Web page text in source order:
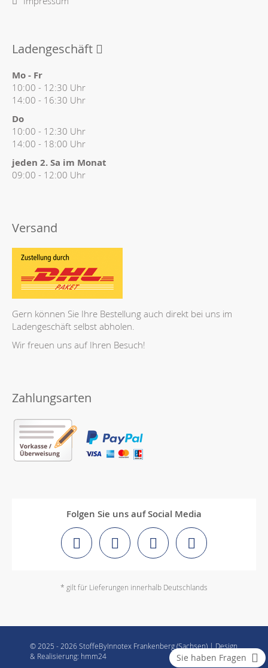
Ladengeschäft
Mo - Fr
10:00 - 12:30 Uhr
14:00 - 16:30 Uhr
Do
10:00 - 12:30 Uhr
14:00 - 18:00 Uhr
jeden 2. Sa im Monat
09:00 - 12:00 Uhr
Versand
Gern können Sie Ihre Bestellung auch direkt bei uns im
Ladengeschäft selbst abholen.
Wir freuen uns auf Ihren Besuch!
Zahlungsarten
Folgen Sie uns auf Social Media
* gilt für Lieferungen innerhalb Deutschlands
Sie haben Fragen
© 2025 - 2026 StoffeByInnotex Frankenberg (Sachsen) | Design
& Realisierung: hmm24